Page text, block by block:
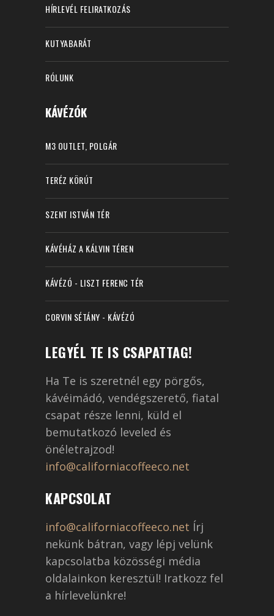
HÍRLEVÉL FELIRATKOZÁS
KUTYABARÁT
RÓLUNK
KÁVÉZÓK
M3 OUTLET, POLGÁR
TERÉZ KÖRÚT
SZENT ISTVÁN TÉR
KÁVÉHÁZ A KÁLVIN TÉREN
KÁVÉZÓ - LISZT FERENC TÉR
CORVIN SÉTÁNY - KÁVÉZÓ
LEGYÉL TE IS CSAPATTAG!
Ha Te is szeretnél egy pörgős,
kávéimádó, vendégszerető, fiatal
csapat része lenni, küld el
bemutatkozó leveled és
önéletrajzod!
info@californiacoffeeco.net
KAPCSOLAT
info@californiacoffeeco.net Írj
nekünk bátran, vagy lépj velünk
kapcsolatba közösségi média
oldalainkon keresztül! Iratkozz fel
a hírlevelünkre!